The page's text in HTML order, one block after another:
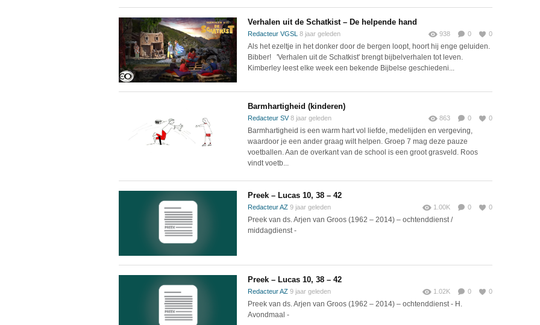
Verhalen uit de Schatkist – De helpende hand
Redacteur VGSL 8 jaar geleden 938 0 0
Als het ezeltje in het donker door de bergen loopt, hoort hij enge geluiden.
Bibber! 'Verhalen uit de Schatkist' brengt bijbelverhalen tot leven.
Kimberley leest elke week een bekende Bijbelse geschiedeni...
Barmhartigheid (kinderen)
Redacteur SV 8 jaar geleden 863 0 0
Barmhartigheid is een warm hart vol liefde, medelijden en vergeving,
waardoor je een ander graag wilt helpen. Groep 7 mag deze pauze
voetballen. Aan de overkant van de school is een groot grasveld. Roos
vindt voetb...
Preek – Lucas 10, 38 – 42
Redacteur AZ 9 jaar geleden 1.00K 0 0
Preek van ds. Arjen van Groos (1962 – 2014) – ochtenddienst /
middagdienst -
Preek – Lucas 10, 38 – 42
Redacteur AZ 9 jaar geleden 1.02K 0 0
Preek van ds. Arjen van Groos (1962 – 2014) – ochtenddienst - H.
Avondmaal -